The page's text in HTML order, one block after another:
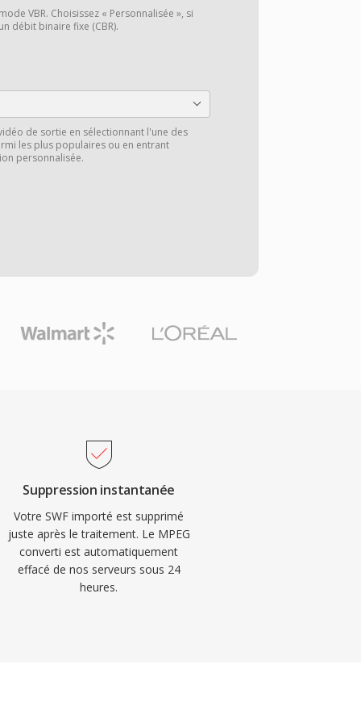
VBR. Choisissez « Personnalisée », si
débit binaire fixe (CBR).
de sortie en sélectionnant l'une des
les plus populaires ou en entrant
personnalisée.
Suppression instantanée
Votre SWF importé est supprimé
juste après le traitement. Le MPEG
converti est automatiquement
effacé de nos serveurs sous 24
heures.